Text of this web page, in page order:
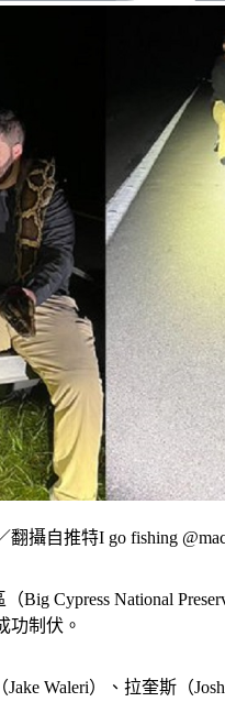
攝自推特I go fishing
Big Cypress National
功制伏。
Waleri）、拉奎斯（